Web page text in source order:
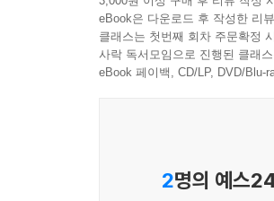
옛 노래 Old Song
안녕 또 안녕 Bye and Bye
지상에서 On Earth
그러면 대체 왜
공허한지. 채우
려고, 채우려 하기에.
eBook은 다운로드 후 작성한 리
클래스는 첫번째 회차 주문확정
사락 독서모임으로 진행된 클래
eBook 페이백, CD/LP, DVD/
2명의 예스